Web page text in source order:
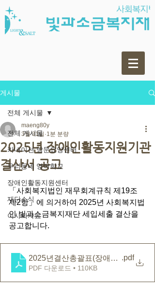
게시물
전체 게시물
카네이션 방문요양센터
우리동네 영어학교
장애인활동지원센터
재단소식
이사회자료
전체 게시물
2025년 장애인활동지원기관
결산서 공고
maeng80y
3월 31일 1분 분량
「사회복지법인 재무회계규칙 제19조
제2항」에 의거하여 2025년 사회복지법
인 빛과소금복지재단 세입세출 결산을
공고합니다.
2025년결산총괄표(장애인활동지원센
.pdf
PDF 다운로드 • 110KB